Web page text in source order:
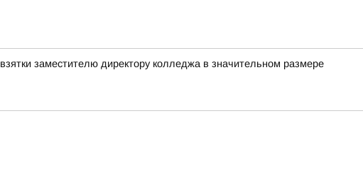
заместителю директору колледжа в значительном размере